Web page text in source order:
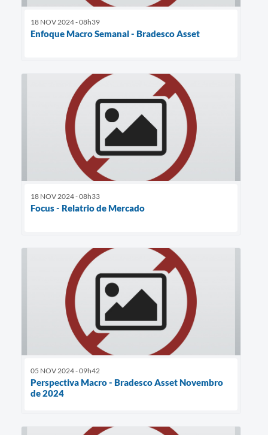
18 NOV 2024 - 08h39
Enfoque Macro Semanal - Bradesco Asset
18 NOV 2024 - 08h33
Focus - Relatrio de Mercado
05 NOV 2024 - 09h42
Perspectiva Macro - Bradesco Asset Novembro
de 2024